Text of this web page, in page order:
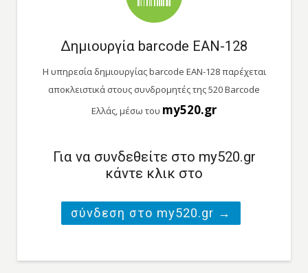
Δημιουργία barcode EAN-128
Η υπηρεσία δημιουργίας barcode EAN-128 παρέχεται
αποκλειστικά στους συνδρομητές της 520 Barcode
Ελλάς, μέσω του my520.gr
Για να συνδεθείτε στο my520.gr
κάντε κλικ στο
σύνδεση στο my520.gr →